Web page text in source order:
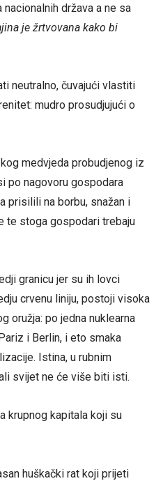
država a ne sa
je žrtvovana kako bi
neutralno, čuvajući vlastiti
mudro prosudjujući o
medvjeda probudjenog iz
po nagovoru gospodara
prisilili na borbu, snažan i
te stoga gospodari trebaju
granicu jer su ih lovci
crvenu liniju, postoji visoka
oružja: po jedna nuklearna
i Berlin, i eto smaka
Istina, u rubnim
svijet ne će više biti isti.
krupnog kapitala koji su
huškački rat koji prijeti